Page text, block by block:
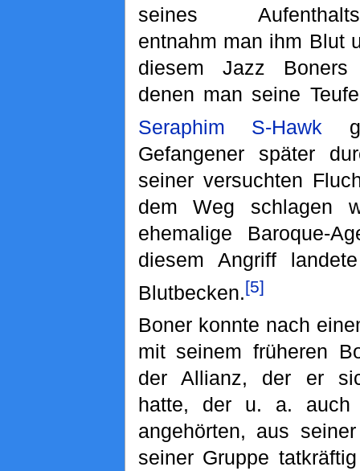
seines Aufenthalts
entnahm man ihm Blut
diesem Jazz
denen man seine
Seraphim
S-Hawk
Gefangener später
seiner versuchten
dem Weg schlagen
ehemalige Baroque-
diesem Angriff
Blutbecken.[5]
Boner konnte nach
mit seinem früheren
der Allianz, der er
hatte, der u. a.
angehörten, aus
seiner Gruppe